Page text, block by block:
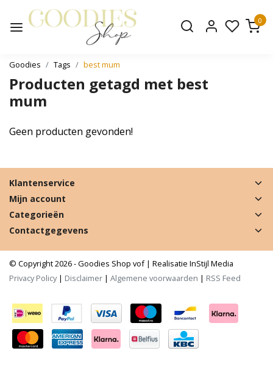
0
Goodies Tags best mum
Producten getagd met best
mum
Geen producten gevonden!
Klantenservice
Mijn account
Categorieën
Contactgegevens
© Copyright 2026 - Goodies Shop vof | Realisatie InStijl Media
Privacy Policy| Disclaimer | Algemene voorwaarden | RSS Feed